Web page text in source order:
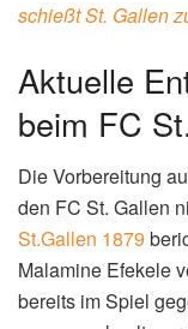
schießt St. Gallen
Aktuelle
beim FC
Die Vorbereitung
den FC St. Gallen
St.Gallen 1879
Malamine Efekele
bereits im Spiel